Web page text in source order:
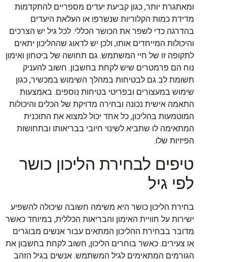
ומאתגרת יותר, כגון קביעת יעדים מספריים להתקדמות
מדידת כמות הקלוריות שנשרפו או העלאת היעדים
בהדרגה כדי לשפר את הכושר הכללי. לכל גיל יש הצרכים
והיכולות המייחדים אותו, ולכן יש לדאוג שההליכון יתאים
לתקופה זו של חיי המשתמש. גם תחושה של ביטחון ואימון
נוח הם פרמטרים שיש לקחת בחשבון. חשוב להעניק
תשומת לב גם לבטיחות במהלך השימוש במכשיר, כגון
שימוש במעצורים ובפריטי בטיחות נוספים. באמצעות
התאמה אישית נכונה ובחירה מדויקת של הכלים והיכולות
המוטמעות בהליכון, כל אחד יכול למצוא את התוכנית
המתאימה לו שתביא לשינוי חיובי בבריאותו ובתחושות
הפיזיות שלו.
טיפים לבחירת הליכון כושר
לפי גיל
בחירת הליכון כושר היא משימה חשובה שיכולה להשפיע
ישירות על חוויית האימון והבריאות הכללית, במיוחד כאשר
מדובר בבחירת ההליכון המתאים עבור אנשים מבוגרים
או צעירים. כאשר בוחרים הליכון, חשוב לקחת בחשבון את
הגורמים המתאימים לגיל המשתמש. אנשים בגיל הזהב